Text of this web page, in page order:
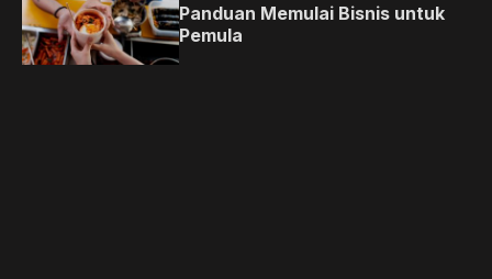
Panduan Memulai Bisnis untuk
Pemula